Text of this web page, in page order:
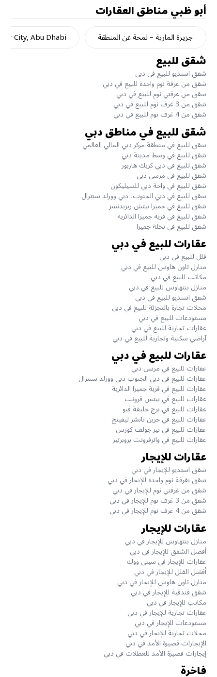
أبو ظبيمناطق العقارات
جزيرة المارية – لمحة عن المنطقة City, Abu Dhabi
شقق للبيع
شقق استديو للبيع في دبي
شقق من غرفة نوم واحدة للبيع في دبي
شقق من غرفتي نوم للبيع في دبي
شقق من 3 غرف نوم للبيع في دبي
شقق من 4 غرف نوم للبيع في دبي
شقق للبيع في مناطق دبي
شقق للبيع في منطقة مركز دبي المالي العالمي
شقق للبيع في وسط مدينة دبي
شقق للبيع في دبي كريك هاربور
شقق للبيع في مرسى دبي
شقق للبيع في واحة دبي للسيليكون
شقق للبيع في دبي الجنوب، دبي وورلد سنترال
شقق للبيع في جميرا بيتش ريزيدنسز
شقق للبيع في قرية جميرا الدائرية
شقق للبيع في نخلة جميرا
عقارات للبيع في دبي
فلل للبيع في دبي
منازل تاون هاوس للبيع في دبي
مكاتب للبيع في دبي
منازل بنتهاوس للبيع في دبي
شقق استديو للبيع في دبي
محلات تجارة بالتجزئة للبيع في دبي
مستودعات للبيع في دبي
عقارات تجارية للبيع في دبي
آراضي سكنية وتجارية للبيع في دبي
عقارات للبيع في دبي
عقارات للبيع في مرسى دبي
عقارات للبيع في دبي الجنوب دبي وورلد سنترال
عقارات للبيع في قرية جميرا الدائرية
عقارات للبيع في بيتش فرونت
عقارات للبيع في برج خليفة فيو
عقارات للبيع في جرين ناتشر ليفينج
عقارات للبيع في نير جولف كورس
عقارات للبيع في واترفرونت بروبرتيز
عقارات للإيجار
شقق استديو للإيجار في دبي
شقق بغرفة نوم واحدة للإيجار في دبي
شقق من غرفتي نوم للإيجار في دبي
شقق من 3 غرف نوم للإيجار في دبي
شقق من 4 غرف نوم للإيجار في دبي
عقارات للإيجار
منازل بنتهاوس للإيجار في دبي
أفضل الشقق للإيجار في دبي
عقارات للإيجار في سيتي ووك
أفضل الفلل للإيجار في دبي
منازل تاون هاوس للإيجار في دبي
شقق فندقية للإيجار في دبي
مكاتب للإيجار في دبي
عقارات تجارية للإيجار في دبي
مستودعات للإيجار في دبي
محلات تجارية للإيجار في دبي
الإيجارات قصيرة الأمد في دبي
إيجارات قصيرة الأمد للعطلات في دبي
فاخرة